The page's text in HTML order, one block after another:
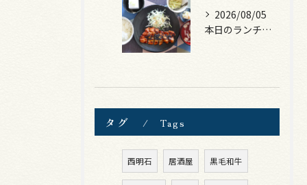
2026/08/05
本日のランチは、ロース豚カツ梅はさみ！
タグ Tags
西明石 居酒屋 黒毛和牛